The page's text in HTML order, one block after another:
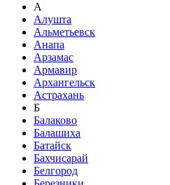
А
Алушта
Альметьевск
Анапа
Арзамас
Армавир
Архангельск
Астрахань
Б
Балаково
Балашиха
Батайск
Бахчисарай
Белгород